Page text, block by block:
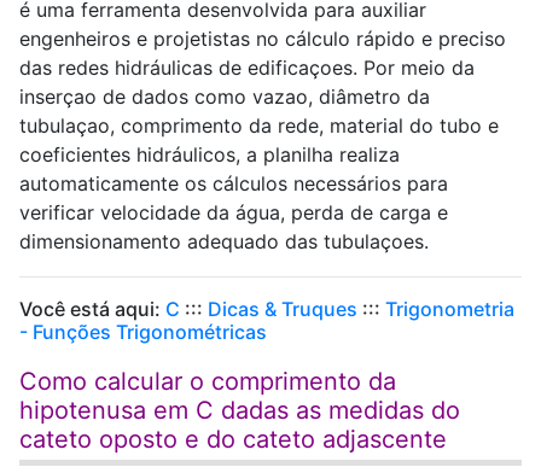
é uma ferramenta desenvolvida para auxiliar
engenheiros e projetistas no cálculo rápido e preciso
das redes hidráulicas de edificaçoes. Por meio da
inserçao de dados como vazao, diâmetro da
tubulaçao, comprimento da rede, material do tubo e
coeficientes hidráulicos, a planilha realiza
automaticamente os cálculos necessários para
verificar velocidade da água, perda de carga e
dimensionamento adequado das tubulaçoes.
Você está aqui: C ::: Dicas & Truques ::: Trigonometria
- Funções Trigonométricas
Como calcular o comprimento da
hipotenusa em C dadas as medidas do
cateto oposto e do cateto adjascente